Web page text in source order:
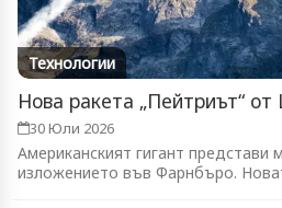
Технологии
Нова ракета „Пейтриът“
30 Юли 2026
Американският гигант представи
изложението във Фарнбъро.